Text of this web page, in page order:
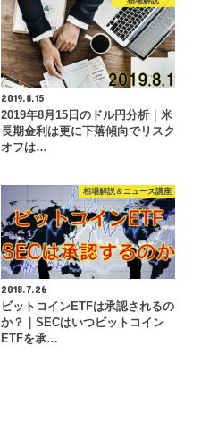
2019.8.15
2019年8月15日のドル円分析｜米
長期金利は更に下落傾向でリスク
オフは…
相場解説＆ニュース講座
2018.7.26
ビットコインETFは承認されるの
か？｜SECはいつビットコイン
ETFを承…